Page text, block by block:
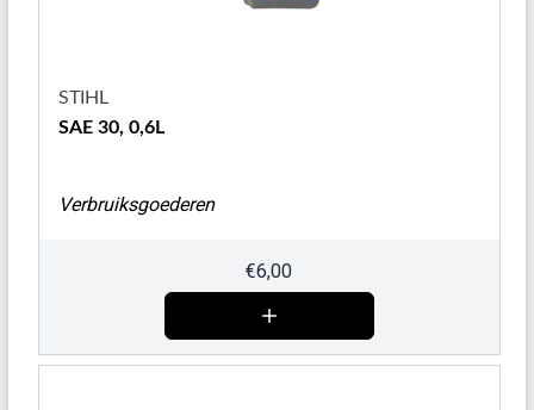
STIHL
SAE 30, 0,6L
Verbruiksgoederen
€6,00